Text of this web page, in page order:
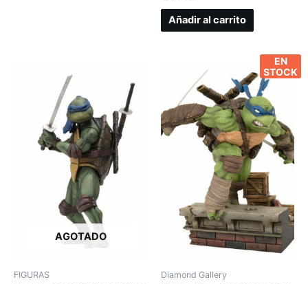
Añadir al carrito
AGOTADO
FIGURAS
EN
STOCK
Diamond Gallery